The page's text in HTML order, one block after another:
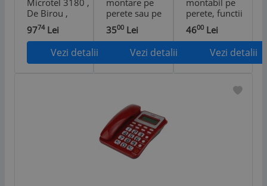
Microtel 3180 ,
De Birou ,
Functie Mute ,
Pause , Redial ,
Flash , Gri
9774Lei
Vezi detalii
montare pe
perete sau pe
birou, taste mari,
functie Mute,
Reapelare si
Pauza - Negru
3500 Lei
Vezi detalii
montabil pe
perete, functii
Redial, Mute,
Flash - Negru
4600Lei
Vezi detalii